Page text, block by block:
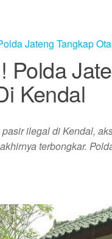
Polda
Kendal
ilegal di Kendal,
terbongkar.